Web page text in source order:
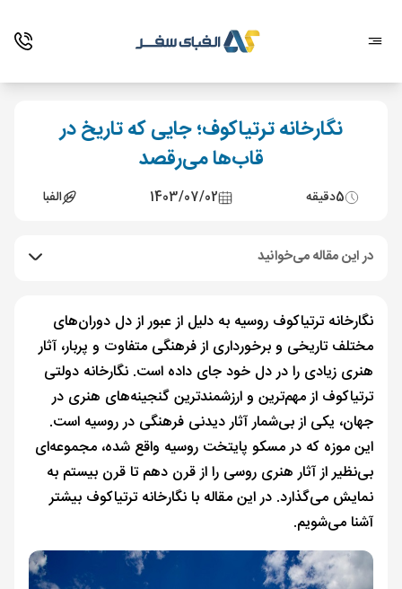
نگارخانه ترتیاکوف؛ جایی که تاریخ در
قاب‌ها می‌رقصد
5دقیقه 1403/07/02 الفبا
در این مقاله می‌خوانید
نگارخانه ترتیاکوف روسیه به دلیل از عبور از دل دوران‌های
مختلف تاریخی و برخورداری از فرهنگی متفاوت و پربار، آثار
هنری زیادی را در دل خود جای داده است. نگارخانه دولتی
ترتیاکوف از مهم‌ترین و ارزشمندترین گنجینه‌های هنری در
جهان، یکی از بی‌شمار آثار دیدنی فرهنگی در روسیه است.
این موزه که در مسکو پایتخت روسیه واقع شده، مجموعه‌ای
بی‌نظیر از آثار هنری روسی را از قرن دهم تا قرن بیستم به
نمایش می‌گذارد. در این مقاله با نگارخانه ترتیاکوف بیشتر
آشنا می‌شویم.